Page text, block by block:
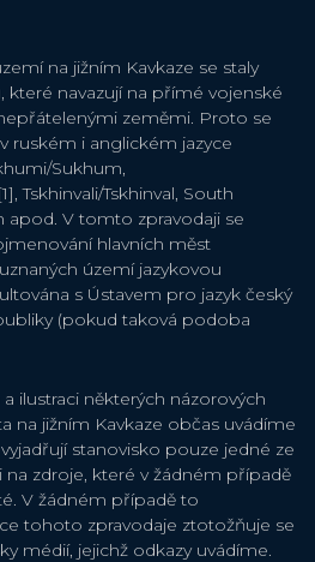
na jižním Kavkaze se staly
které navazují na přímé vojenské
zeměmi. Proto se
ruském i anglickém jazyce
Sukhum,
Tskhinvali/Tskhinval, South
apod. V tomto zpravodaji se
hlavních měst
území jazykovou
s Ústavem pro jazyk český
(pokud taková podoba
ilustraci některých názorových
na jižním Kavkaze občas uvádíme
stanovisko pouze jedné ze
na zdroje, které v žádném případě
V žádném případě to
tohoto zpravodaje ztotožňuje se
médií, jejichž odkazy uvádíme.